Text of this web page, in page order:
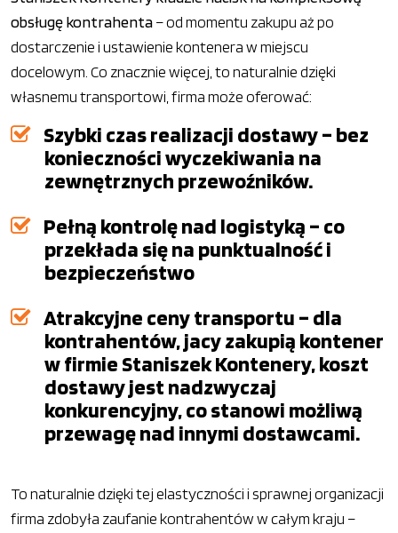
obsługę kontrahenta– od momentu zakupu aż po
dostarczenie i ustawienie kontenera w miejscu
docelowym. Co znacznie więcej, to naturalnie dzięki
własnemu transportowi, firma może oferować:
Szybki czas realizacji dostawy – bez
konieczności wyczekiwania na
zewnętrznych przewoźników.
Pełną kontrolę nad logistyką – co
przekłada się na punktualność i
bezpieczeństwo
Atrakcyjne ceny transportu – dla
kontrahentów, jacy zakupią kontener
w firmie Staniszek Kontenery, koszt
dostawy jest nadzwyczaj
konkurencyjny, co stanowi możliwą
przewagę nad innymi dostawcami.
To naturalnie dzięki tej elastyczności i sprawnej organizacji
firma zdobyła zaufanie kontrahentów w całym kraju –